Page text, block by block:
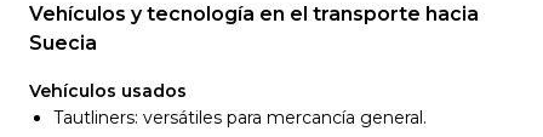
Vehículos y tecnología en el transporte hacia
Suecia
Vehículos usados
Tautliners: versátiles para mercancía general.